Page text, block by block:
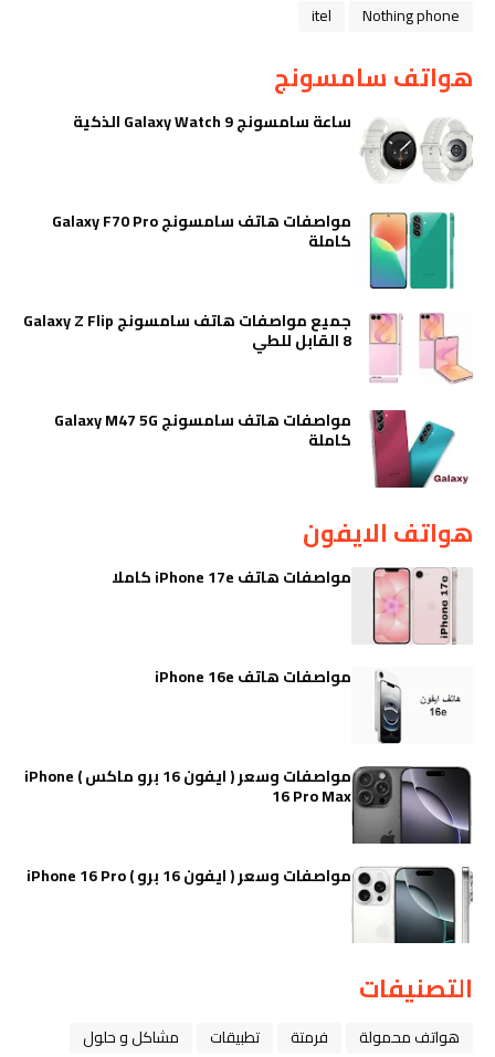
Nothing phone
itel
هواتف سامسونج
ساعة سامسونج Galaxy Watch 9 الذكية
مواصفات هاتف سامسونج Galaxy F70 Pro
كاملة
جميع مواصفات هاتف سامسونج Galaxy Z Flip
8 القابل للطي
مواصفات هاتف سامسونج Galaxy M47 5G
كاملة
هواتف الايفون
مواصفات هاتف iPhone 17e كاملا
مواصفات هاتف iPhone 16e
مواصفات وسعر ( ايفون 16 برو ماكس ) iPhone
16 Pro Max
مواصفات وسعر ( ايفون 16 برو ) iPhone 16 Pro
التصنيفات
هواتف محمولة فرمتة تطبيقات
مشاكل و حلول